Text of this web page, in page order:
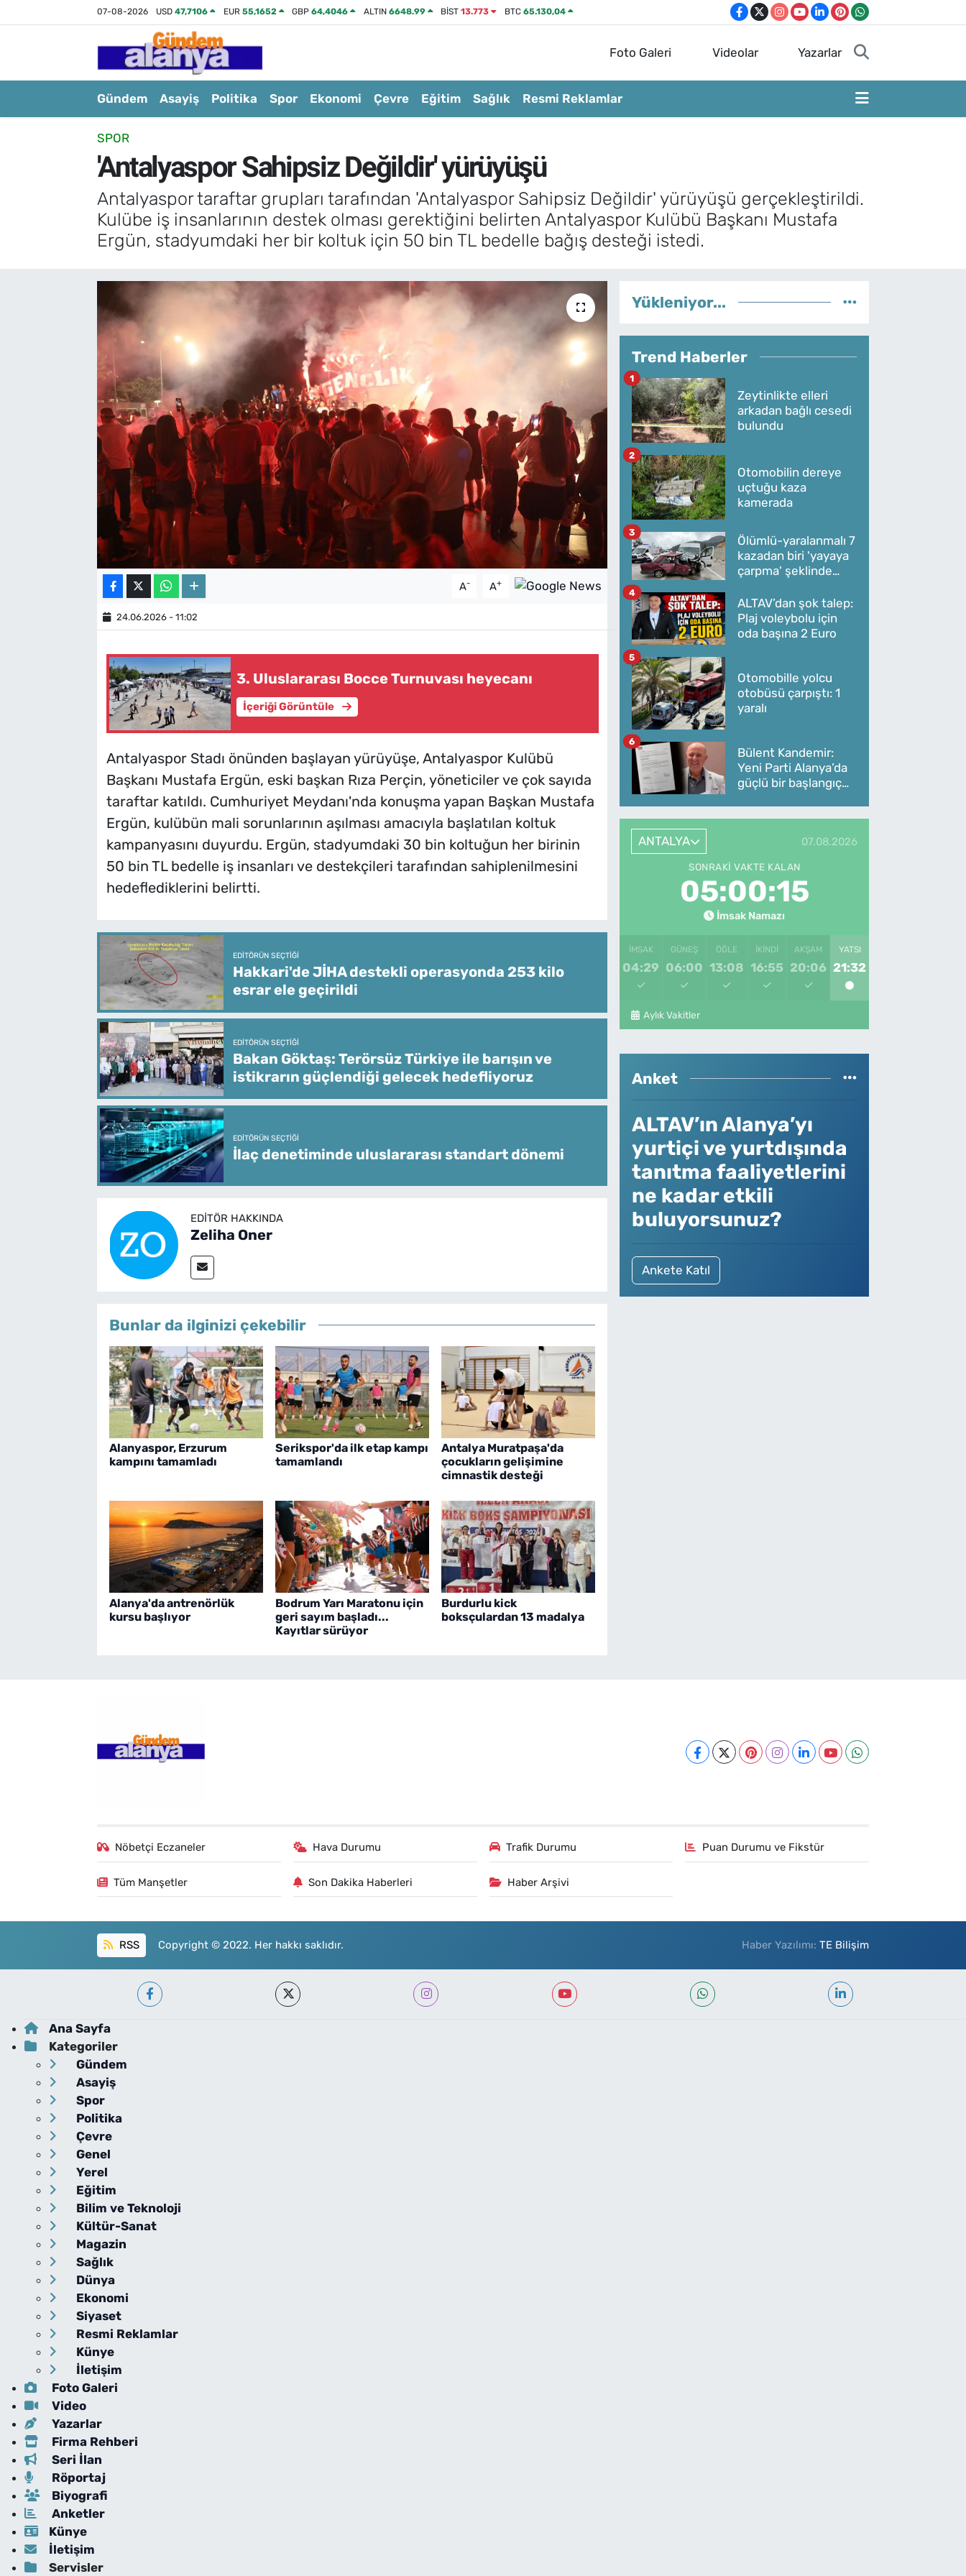
07-08-2026 USD47,7106 EUR 55,1652 GBP64,4046 ALTIN 6648.99 BİST13.773 BTC 65.130,04
Foto Galeri Videolar Yazarlar
Gündem Asayiş Politika Spor Ekonomi Çevre Eğitim Sağlık Resmi Reklamlar
SPOR
'Antalyaspor Sahipsiz Değildir' yürüyüşü
Antalyaspor taraftar grupları tarafından 'Antalyaspor Sahipsiz Değildir' yürüyüşü gerçekleştirildi.
Kulübe iş insanlarının destek olması gerektiğini belirten Antalyaspor Kulübü Başkanı Mustafa
Ergün, stadyumdaki her bir koltuk için 50 bin TL bedelle bağış desteği istedi.
A- A+
24.06.2026 - 11:02
3. Uluslararası Bocce Turnuvası heyecanı
İçeriği Görüntüle
Antalyaspor Stadı önünden başlayan yürüyüşe, Antalyaspor Kulübü
Başkanı Mustafa Ergün, eski başkan Rıza Perçin, yöneticiler ve çok sayıda
taraftar katıldı. Cumhuriyet Meydanı'nda konuşma yapan Başkan Mustafa
Ergün, kulübün mali sorunlarının aşılması amacıyla başlatılan koltuk
kampanyasını duyurdu. Ergün, stadyumdaki 30 bin koltuğun her birinin
50 bin TL bedelle iş insanları ve destekçileri tarafından sahiplenilmesini
hedeflediklerini belirtti.
EDITÖRÜN SEÇTIĞI
Hakkari'de JİHA destekli operasyonda 253 kilo
esrar ele geçirildi
EDITÖRÜN SEÇTIĞI
Bakan Göktaş: Terörsüz Türkiye ile barışın ve
istikrarın güçlendiği gelecek hedefliyoruz
EDITÖRÜN SEÇTIĞI
İlaç denetiminde uluslararası standart dönemi
EDITÖR HAKKINDA
Zeliha Oner
Bunlar da ilginizi çekebilir
Alanyaspor, Erzurum
kampını tamamladı
Serikspor'da ilk etap kampı
tamamlandı
Antalya Muratpaşa'da
çocukların gelişimine
cimnastik desteği
Alanya'da antrenörlük
kursu başlıyor
Bodrum Yarı Maratonu için
geri sayım başladı...
Kayıtlar sürüyor
Burdurlu kick
boksçulardan 13 madalya
Yükleniyor...
Trend Haberler
Zeytinlikte elleri
arkadan bağlı cesedi
bulundu
1
Otomobilin dereye
uçtuğu kaza
kamerada
2
Ölümlü-yaralanmalı 7
kazadan biri 'yayaya
çarpma' şeklinde
3
ALTAV’dan şok talep:
Plaj voleybolu için
oda başına 2 Euro
4
Otomobille yolcu
otobüsü çarpıştı: 1
yaralı
5
Bülent Kandemir:
Yeni Parti Alanya’da
güçlü bir başlangıç
6
ANTALYA 07.08.2026
SONRAKI VAKTE KALAN
05:00:15
İmsak Namazı
İMSAK
04:29
GÜNEŞ
06:00
ÖĞLE
13:08
İKINDI
16:55
AKŞAM
20:06
YATSI
21:32
Aylık Vakitler
Anket
ALTAV’ın Alanya’yı
yurtiçi ve yurtdışında
tanıtma faaliyetlerini
ne kadar etkili
buluyorsunuz?
Ankete Katıl
Nöbetçi Eczaneler Hava Durumu Trafik Durumu Puan Durumu ve Fikstür
Tüm Manşetler Son Dakika Haberleri Haber Arşivi
RSS Copyright © 2022. Her hakkı saklıdır. Haber Yazılımı:TE Bilişim
Ana Sayfa
Kategoriler
Gündem
Asayiş
Spor
Politika
Çevre
Genel
Yerel
Eğitim
Bilim ve Teknoloji
Kültür-Sanat
Magazin
Sağlık
Dünya
Ekonomi
Siyaset
Resmi Reklamlar
Künye
İletişim
Foto Galeri
Video
Yazarlar
Firma Rehberi
Seri İlan
Röportaj
Biyografi
Anketler
Künye
İletişim
Servisler